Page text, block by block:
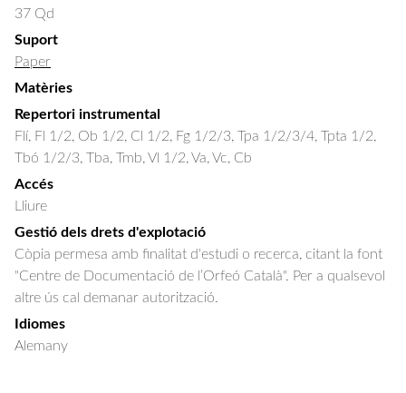
37 Qd
Suport
Paper
Matèries
Repertori instrumental
Flí, Fl 1/2, Ob 1/2, Cl 1/2, Fg 1/2/3, Tpa 1/2/3/4, Tpta 1/2,
Tbó 1/2/3, Tba, Tmb, Vl 1/2, Va, Vc, Cb
Accés
Lliure
Gestió dels drets d'explotació
Còpia permesa amb finalitat d'estudi o recerca, citant la font
"Centre de Documentació de l’Orfeó Català". Per a qualsevol
altre ús cal demanar autorització.
Idiomes
Alemany